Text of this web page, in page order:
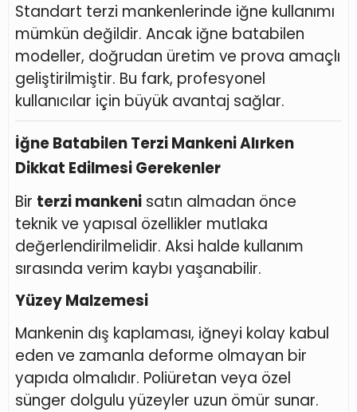
Standart terzi mankenlerinde iğne kullanımı
mümkün değildir. Ancak iğne batabilen
modeller, doğrudan üretim ve prova amaçlı
geliştirilmiştir. Bu fark, profesyonel
kullanıcılar için büyük avantaj sağlar.
İğne Batabilen Terzi Mankeni Alırken
Dikkat Edilmesi Gerekenler
Bir terzi mankeni satın almadan önce
teknik ve yapısal özellikler mutlaka
değerlendirilmelidir. Aksi halde kullanım
sırasında verim kaybı yaşanabilir.
Yüzey Malzemesi
Mankenin dış kaplaması, iğneyi kolay kabul
eden ve zamanla deforme olmayan bir
yapıda olmalıdır. Poliüretan veya özel
sünger dolgulu yüzeyler uzun ömür sunar.